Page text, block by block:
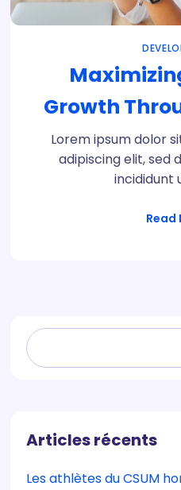
Growth
Lorem ipsum dolor
adipiscing elit, sed
incididunt
Read
Articles récents
Les athlètes du CSUM